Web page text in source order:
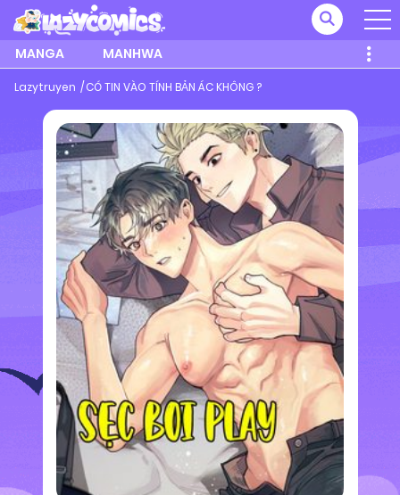
MANGA MANHWA
Lazytruyen CÓ TIN VÀO TÍNH BẢN ÁC KHÔNG ?